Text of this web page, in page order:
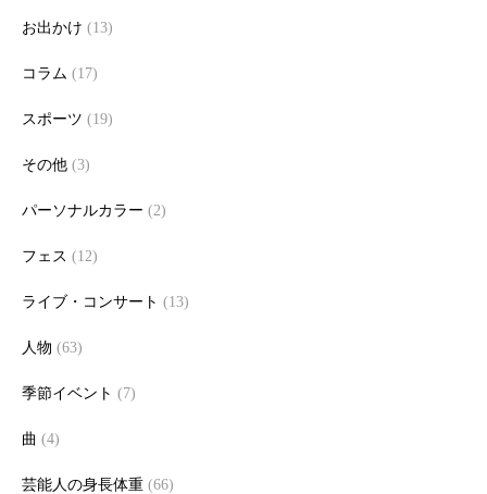
お出かけ (13)
コラム (17)
スポーツ (19)
その他 (3)
パーソナルカラー (2)
フェス (12)
ライブ・コンサート (13)
人物 (63)
季節イベント (7)
曲 (4)
芸能人の身長体重 (66)